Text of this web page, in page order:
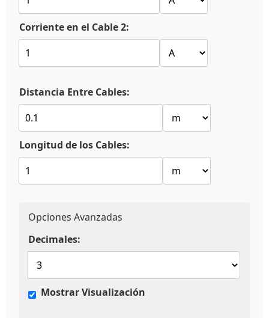
Corriente en el Cable 2:
Distancia Entre Cables:
Longitud de los Cables:
Opciones Avanzadas
Decimales:
Mostrar Visualización